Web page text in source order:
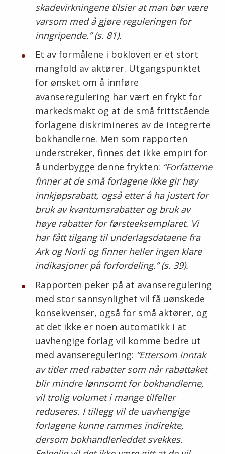
skadevirkningene tilsier at man bør være
varsom med å gjøre reguleringen for
inngripende.” (s. 81).
Et av formålene i bokloven er et stort
mangfold av aktører. Utgangspunktet
for ønsket om å innføre
avanseregulering har vært en frykt for
markedsmakt og at de små frittstående
forlagene diskrimineres av de integrerte
bokhandlerne. Men som rapporten
understreker, finnes det ikke empiri for
å underbygge denne frykten: “Forfatterne
finner at de små forlagene ikke gir høy
innkjøpsrabatt, også etter å ha justert for
bruk av kvantumsrabatter og bruk av
høye rabatter for førsteeksemplaret. Vi
har fått tilgang til underlagsdataene fra
Ark og Norli og finner heller ingen klare
indikasjoner på forfordeling.” (s. 39).
Rapporten peker på at avanseregulering
med stor sannsynlighet vil få uønskede
konsekvenser, også for små aktører, og
at det ikke er noen automatikk i at
uavhengige forlag vil komme bedre ut
med avanseregulering: “Ettersom inntak
av titler med rabatter som når rabattaket
blir mindre lønnsomt for bokhandlerne,
vil trolig volumet i mange tilfeller
reduseres. I tillegg vil de uavhengige
forlagene kunne rammes indirekte,
dersom bokhandlerleddet svekkes.